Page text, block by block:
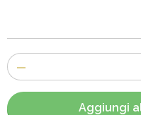
Numero
di
articoli
Aggiungi